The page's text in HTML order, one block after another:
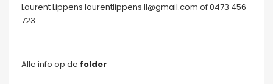
Laurent Lippens laurentlippens.ll@gmail.com of 0473 456
723
Alle info op de folder